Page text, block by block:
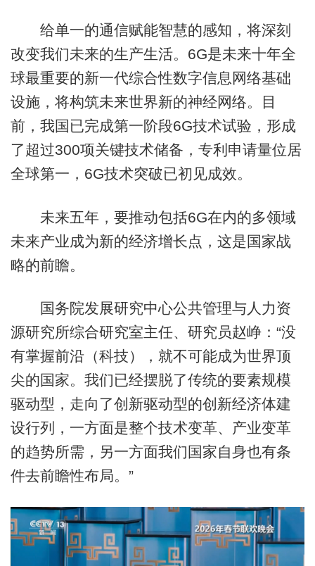
给单一的通信赋能智慧的感知，将深刻
改变我们未来的生产生活。6G是未来十年全
球最重要的新一代综合性数字信息网络基础
设施，将构筑未来世界新的神经网络。目
前，我国已完成第一阶段6G技术试验，形成
了超过300项关键技术储备，专利申请量位居
全球第一，6G技术突破已初见成效。
未来五年，要推动包括6G在内的多领域
未来产业成为新的经济增长点，这是国家战
略的前瞻。
国务院发展研究中心公共管理与人力资
源研究所综合研究室主任、研究员赵峥：“没
有掌握前沿（科技），就不可能成为世界顶
尖的国家。我们已经摆脱了传统的要素规模
驱动型，走向了创新驱动型的创新经济体建
设行列，一方面是整个技术变革、产业变革
的趋势所需，另一方面我们国家自身也有条
件去前瞻性布局。”